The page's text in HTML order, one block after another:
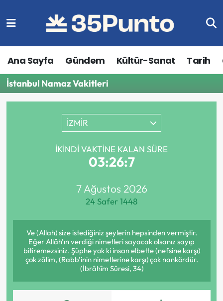
Ana Sayfa Gündem Kültür-Sanat Tarih
İstanbul Namaz Vakitleri
İZMİR
İKINDI VAKTINE KALAN SÜRE
03:26:7
7 Ağustos 2026
24 Safer 1448
Ve (Allah) size istediğiniz şeylerin hepsinden vermiştir.
Eğer Allâh'ın verdiği nimetleri sayacak olsanız sayıp
bitiremezsiniz. Şüphe yok ki insan elbette (nefsine karşı)
çok zâlim, (Rabb'inin nimetlerine karşı) çok nankördür.
(İbrâhîm Sûresi, 34)